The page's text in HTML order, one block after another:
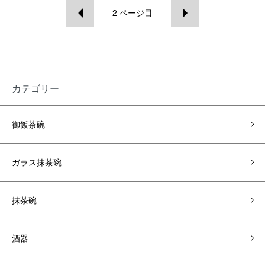
2 ページ目
カテゴリー
御飯茶碗
ガラス抹茶碗
抹茶碗
酒器